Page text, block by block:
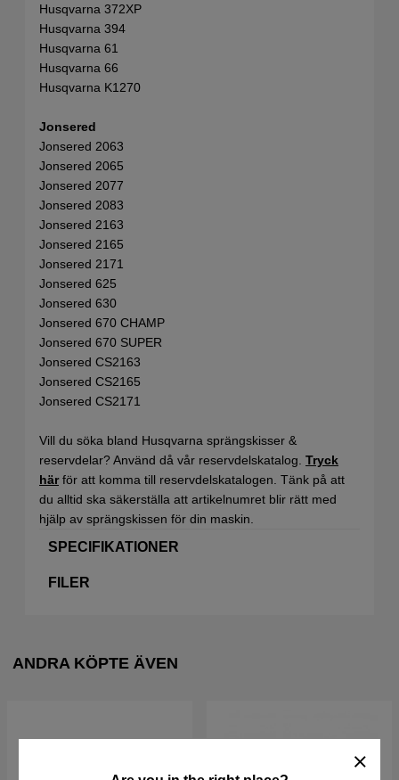
Husqvarna 372XP
Husqvarna 394
Husqvarna 61
Husqvarna 66
Husqvarna K1270
Jonsered
Jonsered 2063
Jonsered 2065
Jonsered 2077
Jonsered 2083
Jonsered 2163
Jonsered 2165
Jonsered 2171
Jonsered 625
Jonsered 630
Jonsered 670 CHAMP
Jonsered 670 SUPER
Jonsered CS2163
Jonsered CS2165
Jonsered CS2171
Vill du söka bland Husqvarna sprängskisser &
reservdelar? Använd då vår reservdelskatalog. Tryck
härför att komma till reservdelskatalogen. Tänk på att
du alltid ska säkerställa att artikelnumret blir rätt med
hjälp av sprängskissen för din maskin.
SPECIFIKATIONER
FILER
ANDRA KÖPTE ÄVEN